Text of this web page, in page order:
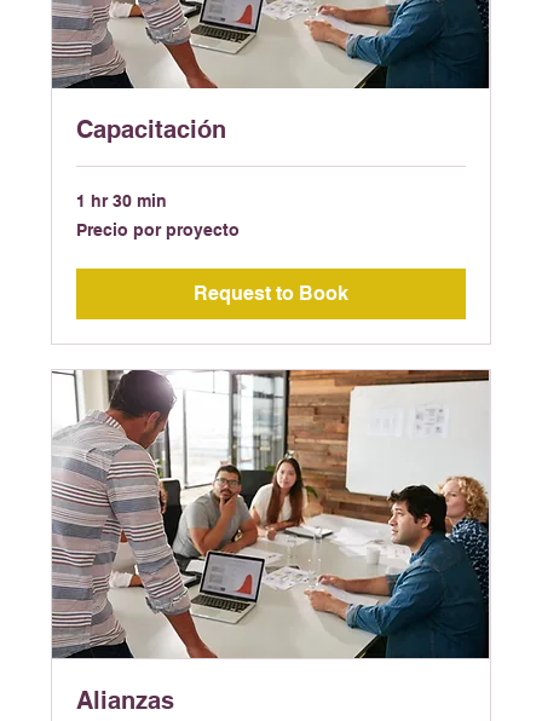
Capacitación
1 hr 30 min
Precio
por
Precio por proyecto
Request to Book
Alianzas